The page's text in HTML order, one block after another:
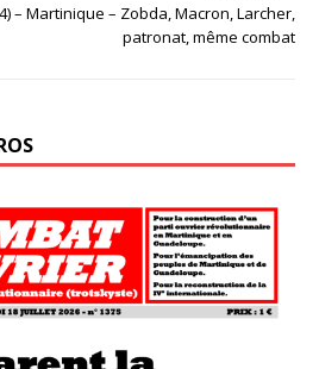
– Martinique – Zobda, Macron, Larcher,
patronat, même combat